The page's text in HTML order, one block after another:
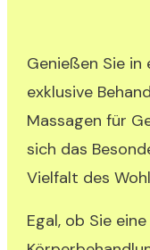
Genießen Sie
exklusive
Massagen für
sich das
Vielfalt des
Egal, ob Sie